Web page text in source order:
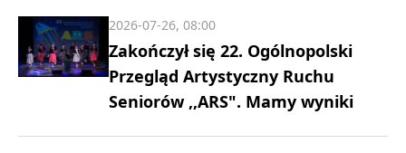
Zakończył się 22. Ogólnopolski
Przegląd Artystyczny Ruchu
Seniorów ,,ARS". Mamy wyniki
2026-07-26, 08:00